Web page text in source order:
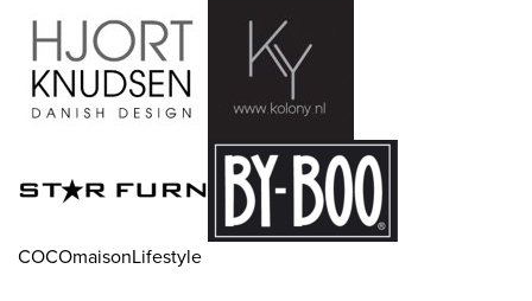
COCOmaisonLifestyle